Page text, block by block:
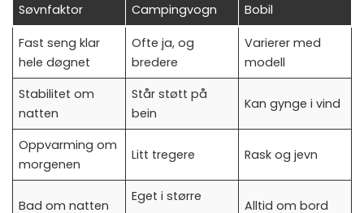
Søvnfaktor Campingvogn Bobil
Fast seng klar
hele døgnet
Ofte ja, og
bredere
Varierer med
modell
Stabilitet om
natten
Står støtt på
bein
Kan gynge i vind
Oppvarming om
morgenen
Litt tregere Rask og jevn
Bad om natten
Eget i større
Alltid om bord